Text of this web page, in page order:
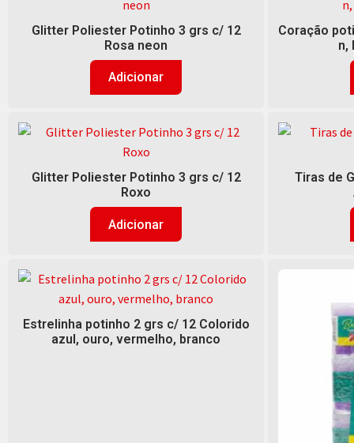
Glitter Poliester Potinho 3 grs c/ 12
Rosa neon
Adicionar
Coração
n,
Glitter Poliester Potinho 3 grs c/ 12
Roxo
Adicionar
Tiras de
Estrelinha potinho 2 grs c/ 12 Colorido
azul, ouro, vermelho, branco